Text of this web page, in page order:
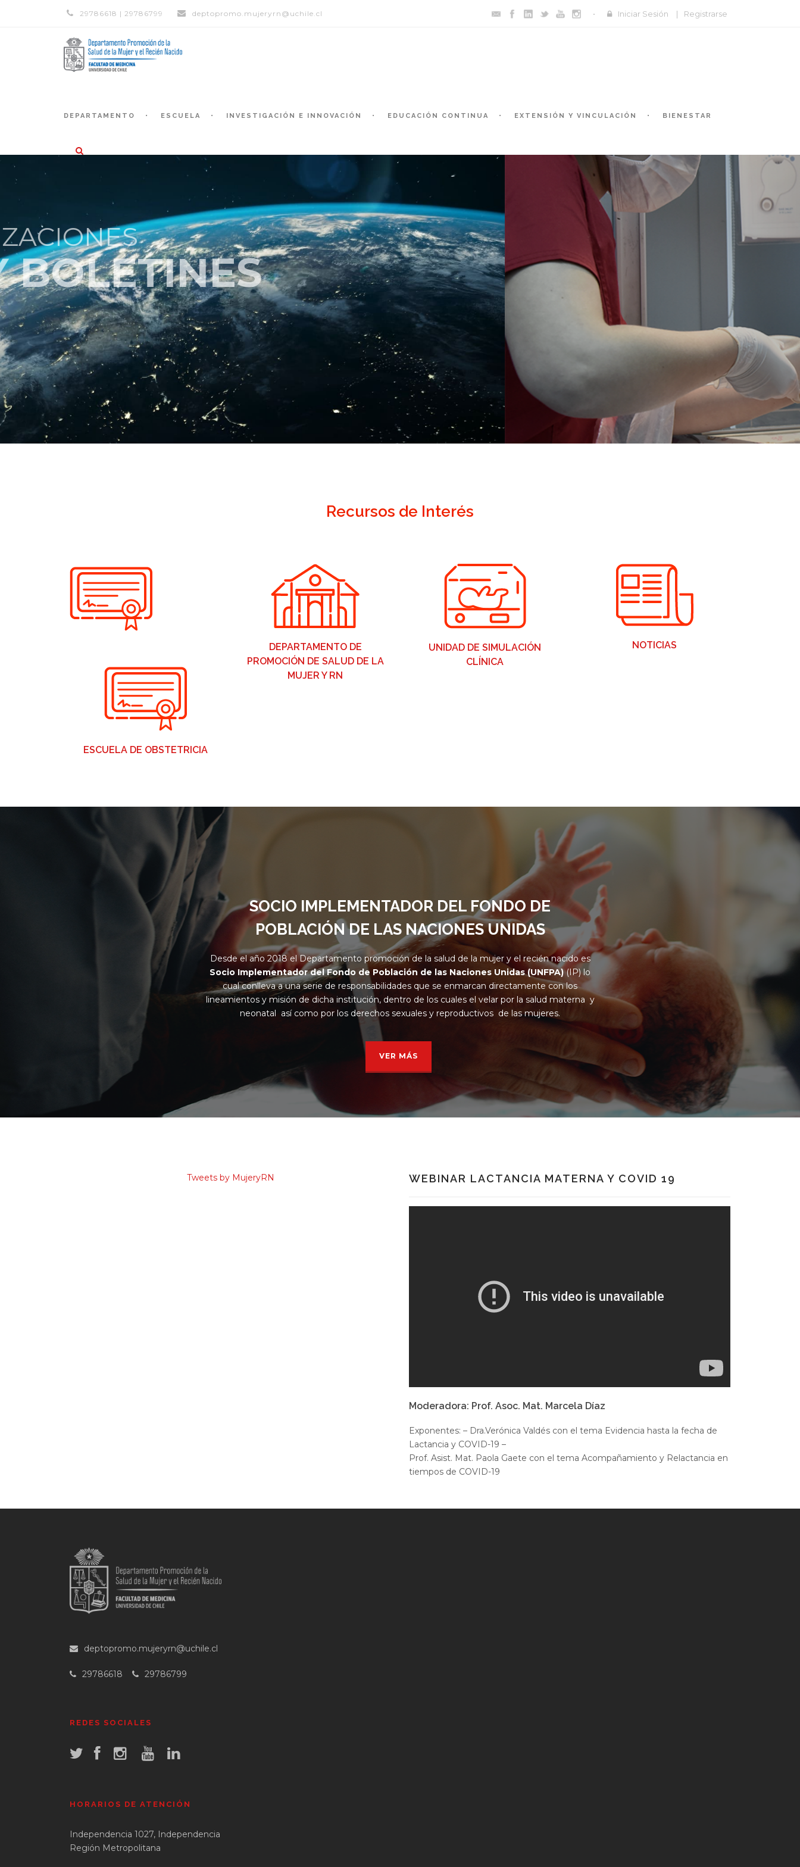
29786618 | 29786799 deptopromo.mujeryrn@uchile.cl Iniciar Sesión | Registrarse
DEPARTAMENTO ESCUELA INVESTIGACIÓN E INNOVACIÓN EDUCACIÓN CONTINUA EXTENSIÓN Y VINCULACIÓN BIENESTAR
Recursos de Interés
ESCUELA DE OBSTETRICIA
DEPARTAMENTO DE
PROMOCIÓN DE SALUD DE LA
MUJER Y RN
UNIDAD DE SIMULACIÓN
CLÍNICA
NOTICIAS
SOCIO IMPLEMENTADOR DEL FONDO DE
POBLACIÓN DE LAS NACIONES UNIDAS
Desde el año 2018 el Departamento promoción de la salud de la mujer y el recién nacido es
Socio Implementador del Fondo de Población de las Naciones Unidas (UNFPA)(IP) lo
cual conlleva a una serie de responsabilidades que se enmarcan directamente con los
lineamientos y misión de dicha institución, dentro de los cuales el velar por la salud materna y
neonatal así como por los derechos sexuales y reproductivos de las mujeres.
VER MÁS
Tweets by MujeryRN WEBINAR LACTANCIA MATERNA Y COVID 19
Moderadora: Prof. Asoc. Mat. Marcela Díaz
Exponentes: – Dra.Verónica Valdés con el tema Evidencia hasta la fecha de
Lactancia y COVID-19 –
Prof. Asist. Mat. Paola Gaete con el tema Acompañamiento y Relactancia en
tiempos de COVID-19
deptopromo.mujeryrn@uchile.cl
29786618 29786799
REDES SOCIALES
HORARIOS DE ATENCIÓN
Independencia 1027, Independencia
Región Metropolitana